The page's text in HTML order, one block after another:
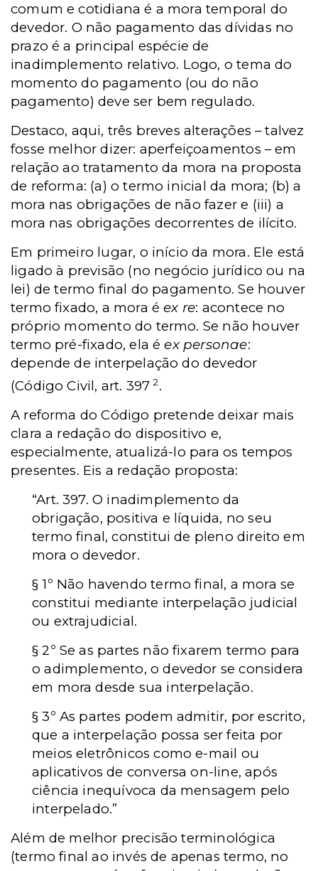
comum e cotidiana é a mora temporal do
devedor. O não pagamento das dívidas no
prazo é a principal espécie de
inadimplemento relativo. Logo, o tema do
momento do pagamento (ou do não
pagamento) deve ser bem regulado.
Destaco, aqui, três breves alterações – talvez
fosse melhor dizer: aperfeiçoamentos – em
relação ao tratamento da mora na proposta
de reforma: (a) o termo inicial da mora; (b) a
mora nas obrigações de não fazer e (iii) a
mora nas obrigações decorrentes de ilícito.
Em primeiro lugar, o início da mora. Ele está
ligado à previsão (no negócio jurídico ou na
lei) de termo final do pagamento. Se houver
termo fixado, a mora éex re: acontece no
próprio momento do termo. Se não houver
termo pré-fixado, ela éex personae:
depende de interpelação do devedor
(Código Civil, art. 3972.
A reforma do Código pretende deixar mais
clara a redação do dispositivo e,
especialmente, atualizá-lo para os tempos
presentes. Eis a redação proposta:
“Art. 397. O inadimplemento da
obrigação, positiva e líquida, no seu
termo final, constitui de pleno direito em
mora o devedor.
§ 1º Não havendo termo final, a mora se
constitui mediante interpelação judicial
ou extrajudicial.
§ 2º Se as partes não fixarem termo para
o adimplemento, o devedor se considera
em mora desde sua interpelação.
§ 3º As partes podem admitir, por escrito,
que a interpelação possa ser feita por
meios eletrônicos como e-mail ou
aplicativos de conversa on-line, após
ciência inequívoca da mensagem pelo
interpelado.”
Além de melhor precisão terminológica
(termo final ao invés de apenas termo, no